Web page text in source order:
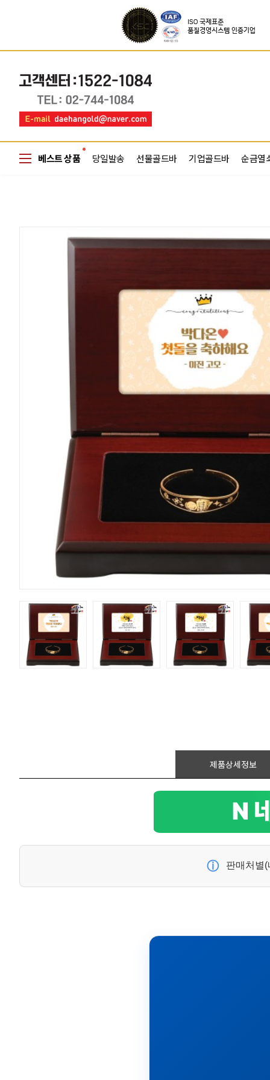
베스트 상품 당일발송 선물골드바 기업골드바 순금열
제품상세정보
ⓘ 판매처별